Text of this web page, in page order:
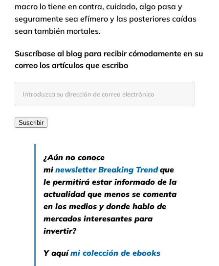
macro lo tiene en contra, cuidado, algo pasa y
seguramente sea efímero y las posteriores caídas
sean también mortales.
Suscríbase al blog para recibir cómodamente en su
correo los artículos que escribo
de
Suscribir
¿Aún no conoce
mi newsletter Breaking Trend que
le permitirá estar informado de la
actualidad que menos se comenta
en los medios y donde hablo de
mercados interesantes para
invertir?
Y aquí mi colección de ebooks